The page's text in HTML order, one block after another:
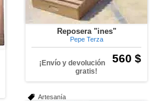
Reposera "ines"
Pepe Terza
560 $
¡Envío y devolución
gratis!
Artesanía